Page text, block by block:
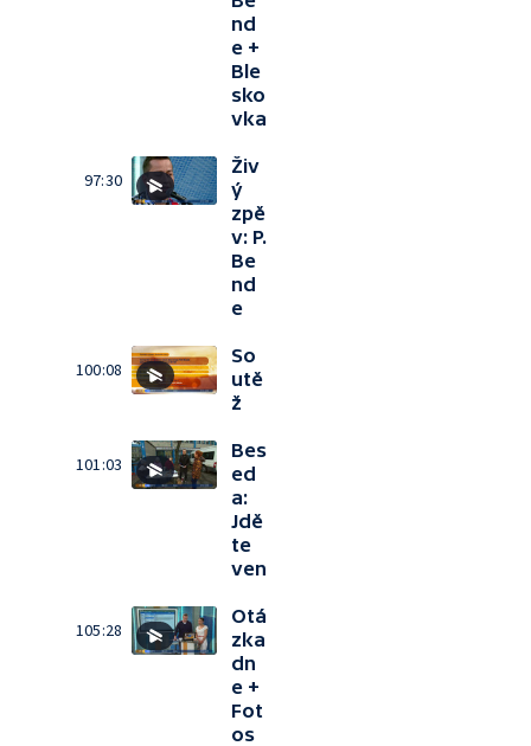
nd
e +
Ble
sko
vka
97:30
Živ
ý
zpě
v: P.
Be
nd
e
100:08
So
utě
ž
101:03
Bes
ed
a:
Jdě
te
ven
105:28
Otá
zka
dn
e +
Fot
os